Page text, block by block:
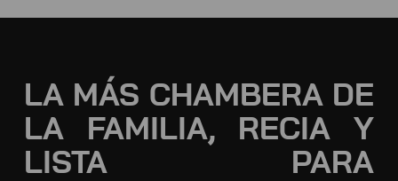
LA MÁS CHAMBERA DE
LA FAMILIA, RECIA Y
LISTA PARA